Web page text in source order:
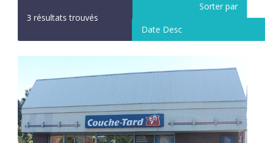
3 résultats trouvés
Sorter par
Date Desc